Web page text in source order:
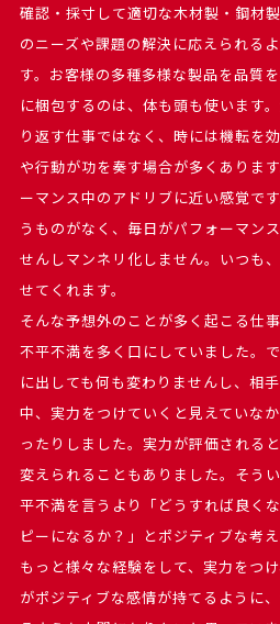
確認・採寸して適切な木材製・鋼材
のニーズや課題の解決に応えられる
す。お客様の多種多様な製品を品質
に梱包するのは、体も頭も使います
り返す仕事ではなく、時には機転を
や行動が功を奏す場合が多くありま
ーマンス中のアドリブに近い感覚で
うものがなく、毎日がパフォーマン
せんしマンネリ化しません。いつも
せてくれます。
そんな予想外のことが多く起こる仕
不平不満を多く口にしていました。
に出しても何も変わりませんし、相
中、実力をつけていくと見えていな
ったりしました。実力が評価される
変えられることもありました。そう
平不満を言うより「どうすれば良く
ピーになるか？」とポジティブな考
もっと様々な経験をして、実力をつ
がポジティブな感情が持てるように